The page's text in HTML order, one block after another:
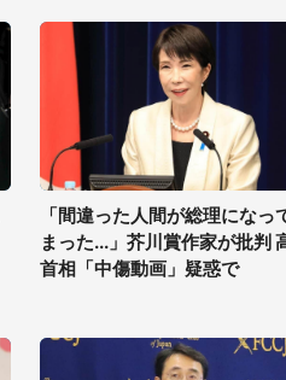
「間違った人間が総理になっ
まった...」芥川賞作家が批判
首相「中傷動画」疑惑で